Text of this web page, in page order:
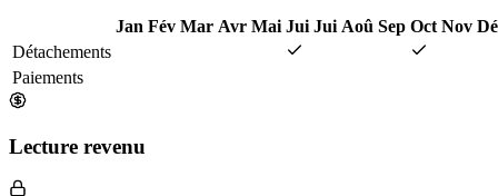
Jan Fév Mar Avr Mai Jui Jui Aoû Sep Oct Nov
Détachements
Paiements
Lecture revenu